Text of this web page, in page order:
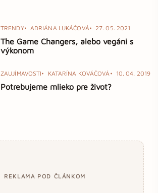
TRENDY ADRIÁNA LUKÁČOVÁ 27. 05. 2021
The Game Changers, alebo vegáni s
výkonom
ZAUJÍMAVOSTI KATARÍNA KOVÁČOVÁ 10. 04. 2019
Potrebujeme mlieko pre život?
REKLAMA POD ČLÁNKOM